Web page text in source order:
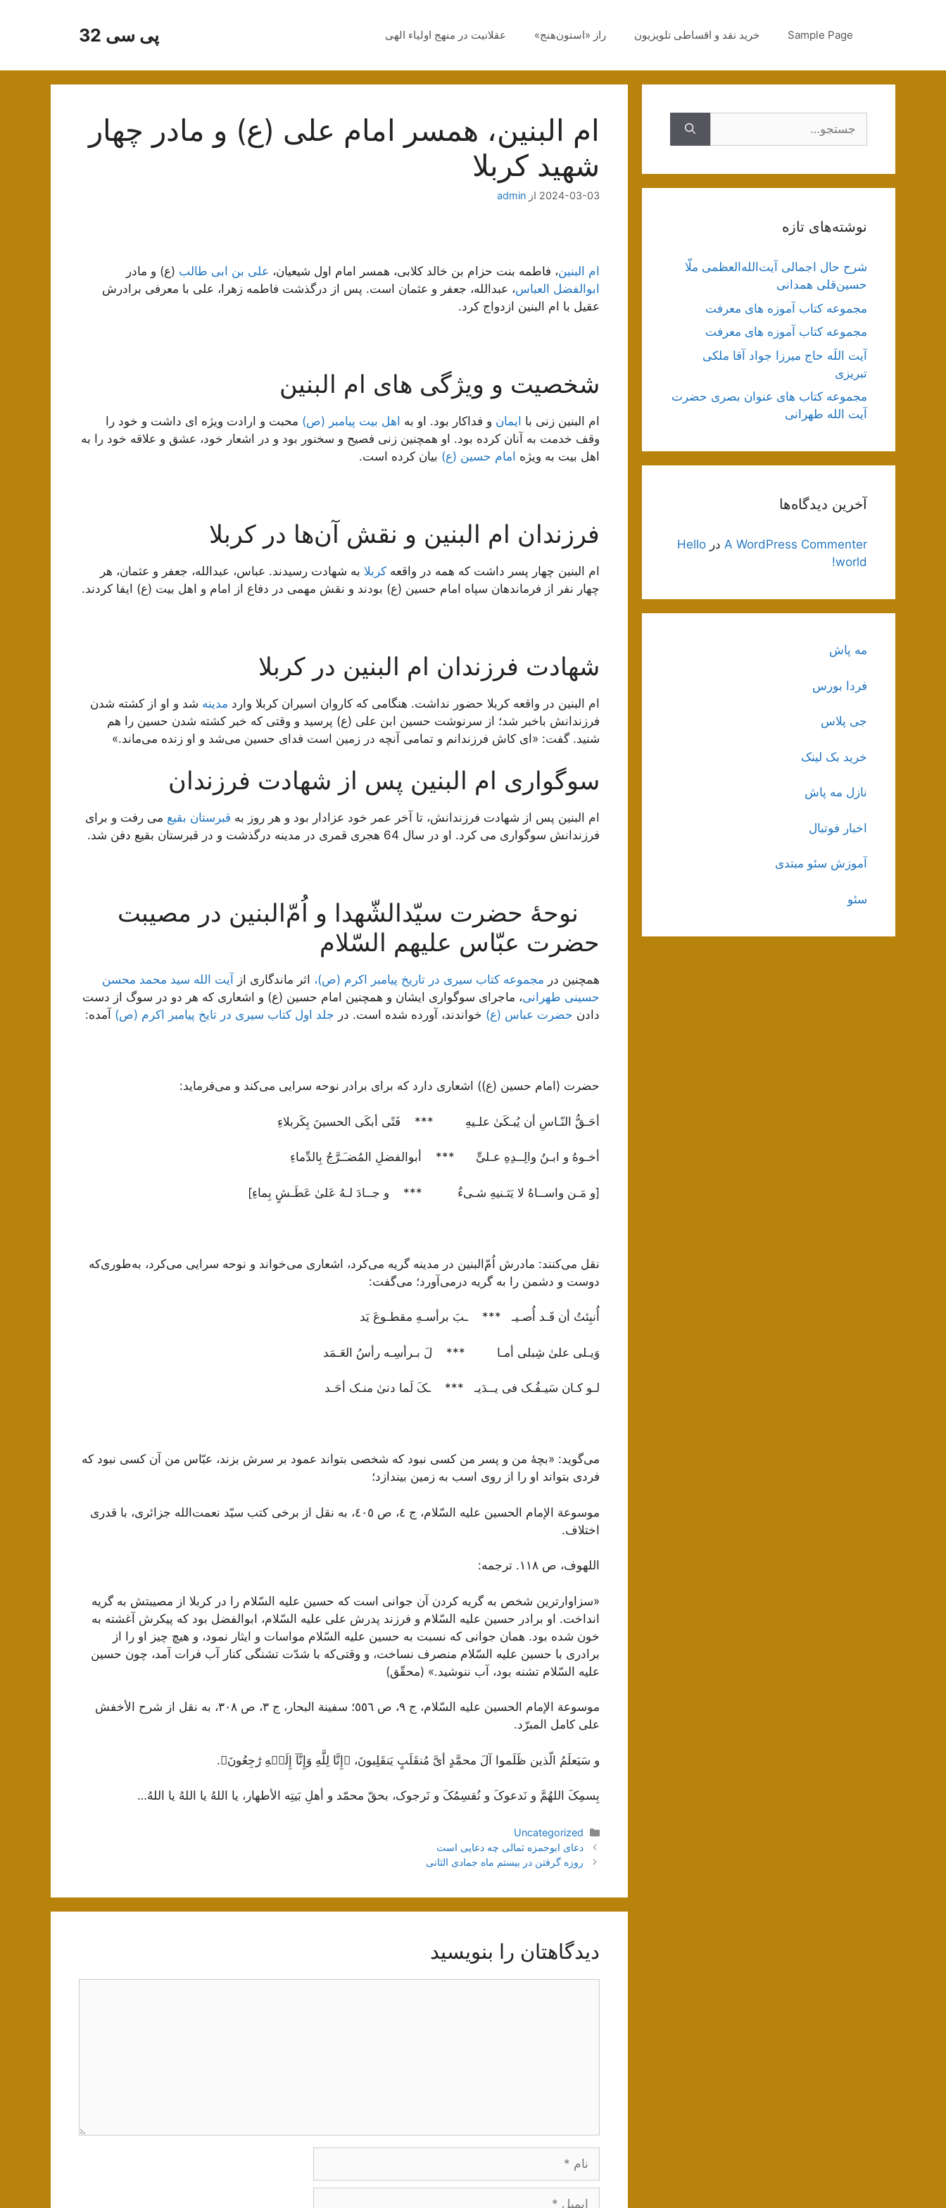
پی سی 32 Sample Page خرید نقد و اقساطی تلویزیون راز «استون‌هنج» عقلانیت در منهج اولیاء الهی
ام البنین، همسر امام علی (ع) و مادر چهار
شهید کربلا
2024-03-03 از admin
ام البنین، فاطمه بنت حزام بن خالد کلابی، همسر امام اول شیعیان، علی بن ابی طالب (ع) و مادر
ابوالفضل العباس، عبدالله، جعفر و عثمان است. پس از درگذشت فاطمه زهرا، علی با معرفی برادرش
عقیل با ام البنین ازدواج کرد.
شخصیت و ویژگی های ام البنین
ام البنین زنی با ایمان و فداکار بود. او به اهل بیت پیامبر (ص) محبت و ارادت ویژه ای داشت و خود را
وقف خدمت به آنان کرده بود. او همچنین زنی فصیح و سخنور بود و در اشعار خود، عشق و علاقه خود را به
اهل بیت به ویژه امام حسین (ع) بیان کرده است.
فرزندان ام البنین و نقش آن‌ها در کربلا
ام البنین چهار پسر داشت که همه در واقعه کربلا به شهادت رسیدند. عباس، عبدالله، جعفر و عثمان، هر
چهار نفر از فرماندهان سپاه امام حسین (ع) بودند و نقش مهمی در دفاع از امام و اهل بیت (ع) ایفا کردند.
شهادت فرزندان ام البنین در کربلا
ام البنین در واقعه کربلا حضور نداشت. هنگامی که کاروان اسیران کربلا وارد مدینه شد و او از کشته شدن
فرزندانش باخبر شد؛ از سرنوشت حسین ابن علی (ع) پرسید و وقتی که خبر کشته شدن حسین را هم
شنید. گفت: «ای کاش فرزندانم و تمامی آنچه در زمین است فدای حسین می‌شد و او زنده می‌ماند.»
سوگواری ام البنین پس از شهادت فرزندان
ام البنین پس از شهادت فرزندانش، تا آخر عمر خود عزادار بود و هر روز به قبرستان بقیع می رفت و برای
فرزندانش سوگواری می کرد. او در سال 64 هجری قمری در مدینه درگذشت و در قبرستان بقیع دفن شد.
نوحۀ حضرت سیّدالشّهدا و اُمّ‌البنین در مصیبت
حضرت عبّاس علیهم السّلام
همچنین در مجموعه کتاب سیری در تاریخ پیامبر اکرم (ص)، اثر ماندگاری از
آیت الله سید محمد محسن
حسینی طهرانی، ماجرای سوگواری ایشان و همچنین امام حسین (ع) و اشعاری که هر دو در سوگ از دست
دادن حضرت عباس (ع) خواندند، آورده شده است. در جلد اول کتاب سیری در تایخ پیامبر اکرم (ص) آمده:
حضرت (امام حسین (ع)) اشعاری دارد که برای برادر نوحه‌ سرایی می‌کند و می‌فرماید:
أحَـقُّ النّـاسِ أن یُبـکَیٰ علـیهِ‌ *** فَتًی أبکَی الحسینَ بِکَربلاءِ
أخـوهُ و ابـنُ والِــدِهِ عـلیٍّ *** أبوالفضلِ المُضـَـرَّجُ بِالدِّماءِ
[و مَـن واســاهُ لا یَثـنیهِ شـی‌ءٌ *** و جــادَ لـهُ عَلیٰ عَطَـشٍ بِماءِ]
نقل می‌کنند: مادرش اُمّ‌البنین در مدینه گریه می‌کرد، اشعاری می‌خواند و نوحه‌ سرایی می‌کرد، به‌طوری‌که
دوست و دشمن را به گریه درمی‌آورد؛ می‌گفت:
أُنبِئتُ أن قَـد أُصـیـ *** ـبَ برأسـهِ مقطـوعَ یَد
وَیـلی علیٰ شِبلی أمـا *** لَ بـرأسِـه رأسُ العَـمَد
لـو کـان سَیـفُـک فی یــدَیـ *** ـکَ لَما دنیٰ منـک أحَـد
می‌گوید: «بچۀ من و پسر من کسی نبود که شخصی بتواند عمود بر سرش بزند، عبّاس من آن کسی نبود که
فردی بتواند او را از روی اسب به زمین بیندازد؛
موسوعة الإمام الحسین علیه السّلام، ج ٤، ص ٤٠٥، به نقل از برخی کتب سیّد نعمت‌الله جزائری، با قدری
اختلاف.
اللهوف، ص ١١٨. ترجمه:
«سزاوارترین شخص به گریه کردن آن جوانی است که حسین علیه السّلام را در کربلا از مصیبتش به گریه
انداخت. او برادر حسین علیه السّلام و فرزند پدرش علی علیه السّلام، ابوالفضل بود که پیکرش آغشته به
خون شده بود. همان جوانی که نسبت به حسین علیه السّلام مواسات و ایثار نمود، و هیچ چیز او را از
برادری با حسین علیه السّلام منصرف نساخت، و وقتی‌که با شدّت تشنگی کنار آب فرات آمد، چون حسین
علیه السّلام تشنه بود، آب ننوشید.» (محقّق)
موسوعة الإمام الحسین علیه السّلام، ج ٩، ص ٥٥٦؛ سفینة البحار، ج ٣، ص ٣٠٨، به نقل از شرح الأخفش
على کامل المبرّد.
و سَیَعلَمُ الّذین ظَلَموا آلَ محمَّدٍ أیَّ مُنقَلَبٍ یَنقَلِبونَ، ﴿إِنَّا لِلَّهِ وَإِنَّآ إِلَيۡهِ رَٰجِعُونَ﴾.
بِسمِکَ اللهُمَّ و نَدعوکَ و نُقسِمُکَ و نَرجوک، بحقّ محمّد و أهلِ بَیتِه الأطهار، یا اللهُ یا اللهُ یا اللهُ…
دسته‌ها
Uncategorized
ناوبری
نوشته‌ها
دعای ابوحمزه ثمالی چه دعایی است
روزه گرفتن در بیستم ماه جمادی الثانی
دیدگاهتان را بنویسید
ایمیل
نوشته‌های تازه
شرح حال اجمالی آیت‌الله‌العظمی ملّا
حسین‌قلی همدانی
مجموعه کتاب آموزه های معرفت
مجموعه کتاب آموزه های معرفت
آیت اللَه حاج میرزا جواد آقا ملکی
تبریزی
مجموعه کتاب های عنوان بصری حضرت
آیت الله طهرانی
آخرین دیدگاه‌ها
A WordPress Commenter در Hello
world!
مه پاش
فردا بورس
جی پلاس
خرید بک لینک
نازل مه پاش
اخبار فوتبال
آموزش سئو مبتدی
سئو